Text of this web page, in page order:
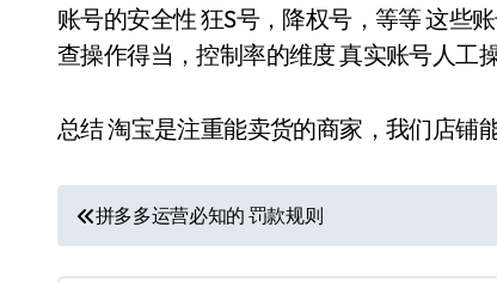
账号的安全性 狂S号，降权号，等等 这些
查操作得当，控制率的维度 真实账号人工
总结 淘宝是注重能卖货的商家，我们店铺
文
章
拼多多运营必知的 罚款规则